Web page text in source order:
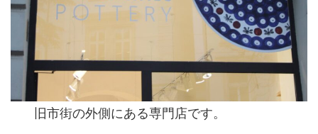
旧市街の外側にある専門店です。